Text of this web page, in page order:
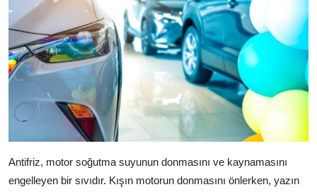
Antifriz, motor soğutma suyunun donmasını ve kaynamasını
engelleyen bir sıvıdır. Kışın motorun donmasını önlerken, yazın